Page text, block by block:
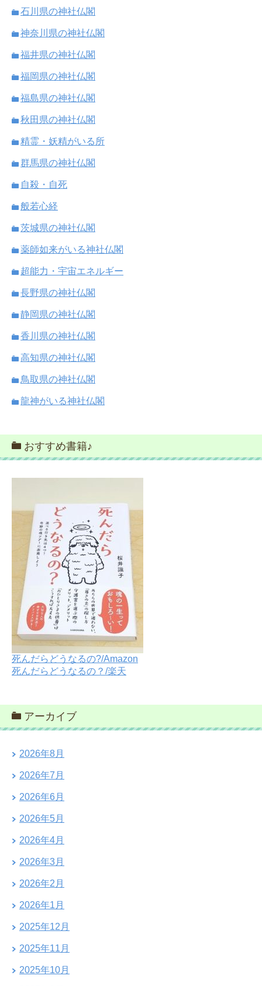
石川県の神社仏閣
神奈川県の神社仏閣
福井県の神社仏閣
福岡県の神社仏閣
福島県の神社仏閣
秋田県の神社仏閣
精霊・妖精がいる所
群馬県の神社仏閣
自殺・自死
般若心経
茨城県の神社仏閣
薬師如来がいる神社仏閣
超能力・宇宙エネルギー
長野県の神社仏閣
静岡県の神社仏閣
香川県の神社仏閣
高知県の神社仏閣
鳥取県の神社仏閣
龍神がいる神社仏閣
おすすめ書籍♪
死んだらどうなるの?/Amazon
死んだらどうなるの？/楽天
アーカイブ
2026年8月
2026年7月
2026年6月
2026年5月
2026年4月
2026年3月
2026年2月
2026年1月
2025年12月
2025年11月
2025年10月